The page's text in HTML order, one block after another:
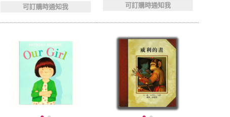
可訂購時通知我 可訂購時通知我